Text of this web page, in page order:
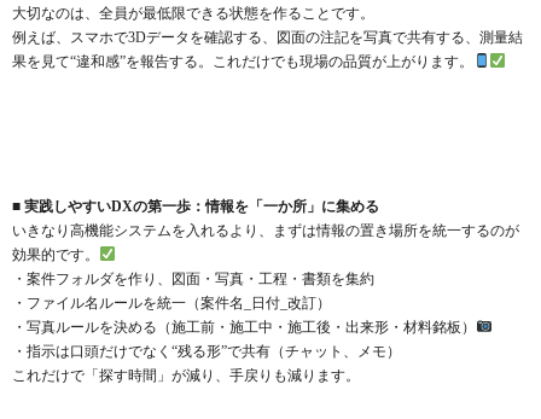
大切なのは、全員が最低限できる状態を作ることです。
例えば、スマホで3Dデータを確認する、図面の注記を写真で共有する、測量結
果を見て“違和感”を報告する。これだけでも現場の品質が上がります。
■ 実践しやすいDXの第一歩：情報を「一か所」に集める
いきなり高機能システムを入れるより、まずは情報の置き場所を統一するのが
効果的です。
・案件フォルダを作り、図面・写真・工程・書類を集約
・ファイル名ルールを統一（案件名_日付_改訂）
・写真ルールを決める（施工前・施工中・施工後・出来形・材料銘板）
・指示は口頭だけでなく“残る形”で共有（チャット、メモ）
これだけで「探す時間」が減り、手戻りも減ります。